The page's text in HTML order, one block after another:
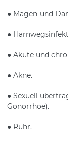
● Magen-und
●
● Akute und
● Akne.
● Sexuell
Gonorrhoe).
● Ruhr.